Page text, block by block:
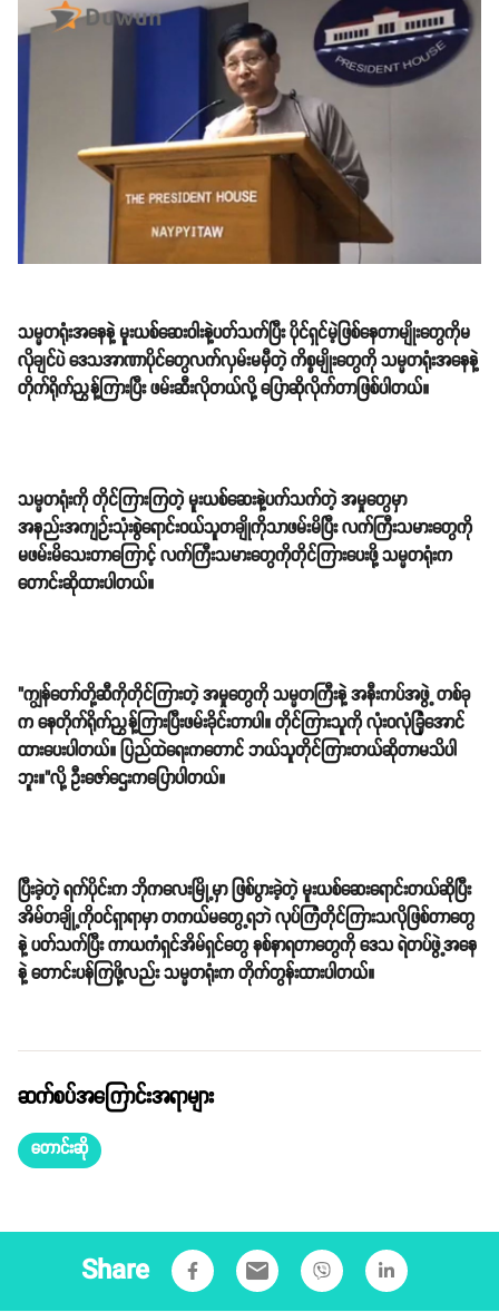
သမ္မတရုံးအနေနဲ့ မူးယစ်ဆေးဝါးနဲ့ပတ်သက်ပြီး ပိုင်ရှင်မဲ့ဖြစ်နေတာမျိုးတွေကိုမ
လိုချင်ပဲ ဒေသအာဏာပိုင်တွေလက်လှမ်းမမှီတဲ့ ကိစ္စမျိုးတွေကို သမ္မတရုံးအနေနဲ့
တိုက်ရိုက်ညွှန့်ကြားပြီး ဖမ်းဆီးလိုတယ်လို့ ပြောဆိုလိုက်တာဖြစ်ပါတယ်။
သမ္မတရုံးကို တိုင်ကြားကြတဲ့ မူးယစ်ဆေးနဲ့ပက်သက်တဲ့ အမှုတွေမှာ
အနည်းအကျဉ်းသုံးစွဲရောင်းဝယ်သူတချိုကိုသာဖမ်းမိပြီး လက်ကြီးသမားတွေကို
မဖမ်းမိသေးတာကြောင့် လက်ကြီးသမားတွေကိုတိုင်ကြားပေးဖို့ သမ္မတရုံးက
တောင်းဆိုထားပါတယ်။
"ကျွန်တော်တို့ဆီကိုတိုင်ကြားတဲ့ အမှုတွေကို သမ္မတကြီးနဲ့ အနီးကပ်အဖွဲ့ တစ်ခု
က နေတိုက်ရိုက်ညွှန့်ကြားပြီးဖမ်းခိုင်းတာပါ။ တိုင်ကြားသူကို လုံးဝလုံခြုံအောင်
ထားပေးပါတယ်။ ပြည်ထဲရေးကတောင် ဘယ်သူတိုင်ကြားတယ်ဆိုတာမသိပါ
ဘူး။"လို့ ဦးဇော်ဌေးကပြောပါတယ်။
ပြီးခဲ့တဲ့ ရက်ပိုင်းက ဘိုကလေးမြို့မှာ ဖြစ်ပွားခဲ့တဲ့ မူးယစ်ဆေးရောင်းတယ်ဆိုပြီး
အိမ်တချို့ကိုဝင်ရှာရာမှာ တကယ်မတွေ့ရဘဲ လုပ်ကြံတိုင်ကြားသလိုဖြစ်တာတွေ
နဲ့ ပတ်သက်ပြီး ကာယကံရှင်အိမ်ရှင်တွေ နစ်နာရတာတွေကို ဒေသ ရဲတပ်ဖွဲ့အနေ
နဲ့ တောင်းပန်ကြဖို့လည်း သမ္မတရုံးက တိုက်တွန်းထားပါတယ်။
ဆက်စပ်အကြောင်းအရာများ
တောင်းဆို
Share email